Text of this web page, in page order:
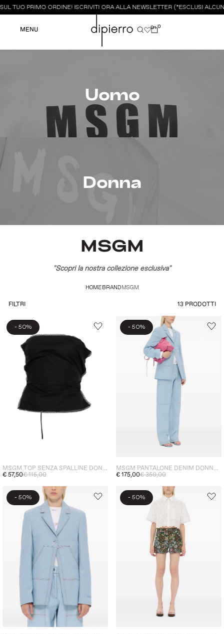
TUO PRIMO ORDINE! ISCRIVITI ORA ALLA NEWSLETTER (*ESCLUSI
MENU 0 0
Uomo
Donna
MSGM
"Scopri la nostra collezione esclusiva"
HOME BRAND MSGM
FILTRI 13 PRODOTTI
- 50%
MSGM TOP SENZA SPALLINE DONNA NERO
€ 57,50€ 115,00
- 50%
MSGM PANTALONE DENIM DONNA BLU
€ 175,00€ 350,00
- 50% - 50%